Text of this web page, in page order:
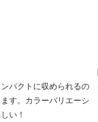
パクトに収められるの
す。カラーバリエーシ
い！